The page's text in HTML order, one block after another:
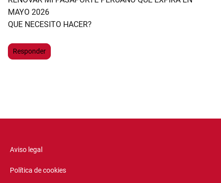
MAYO 2026
QUE NECESITO HACER?
Responder
Aviso legal
Política de cookies